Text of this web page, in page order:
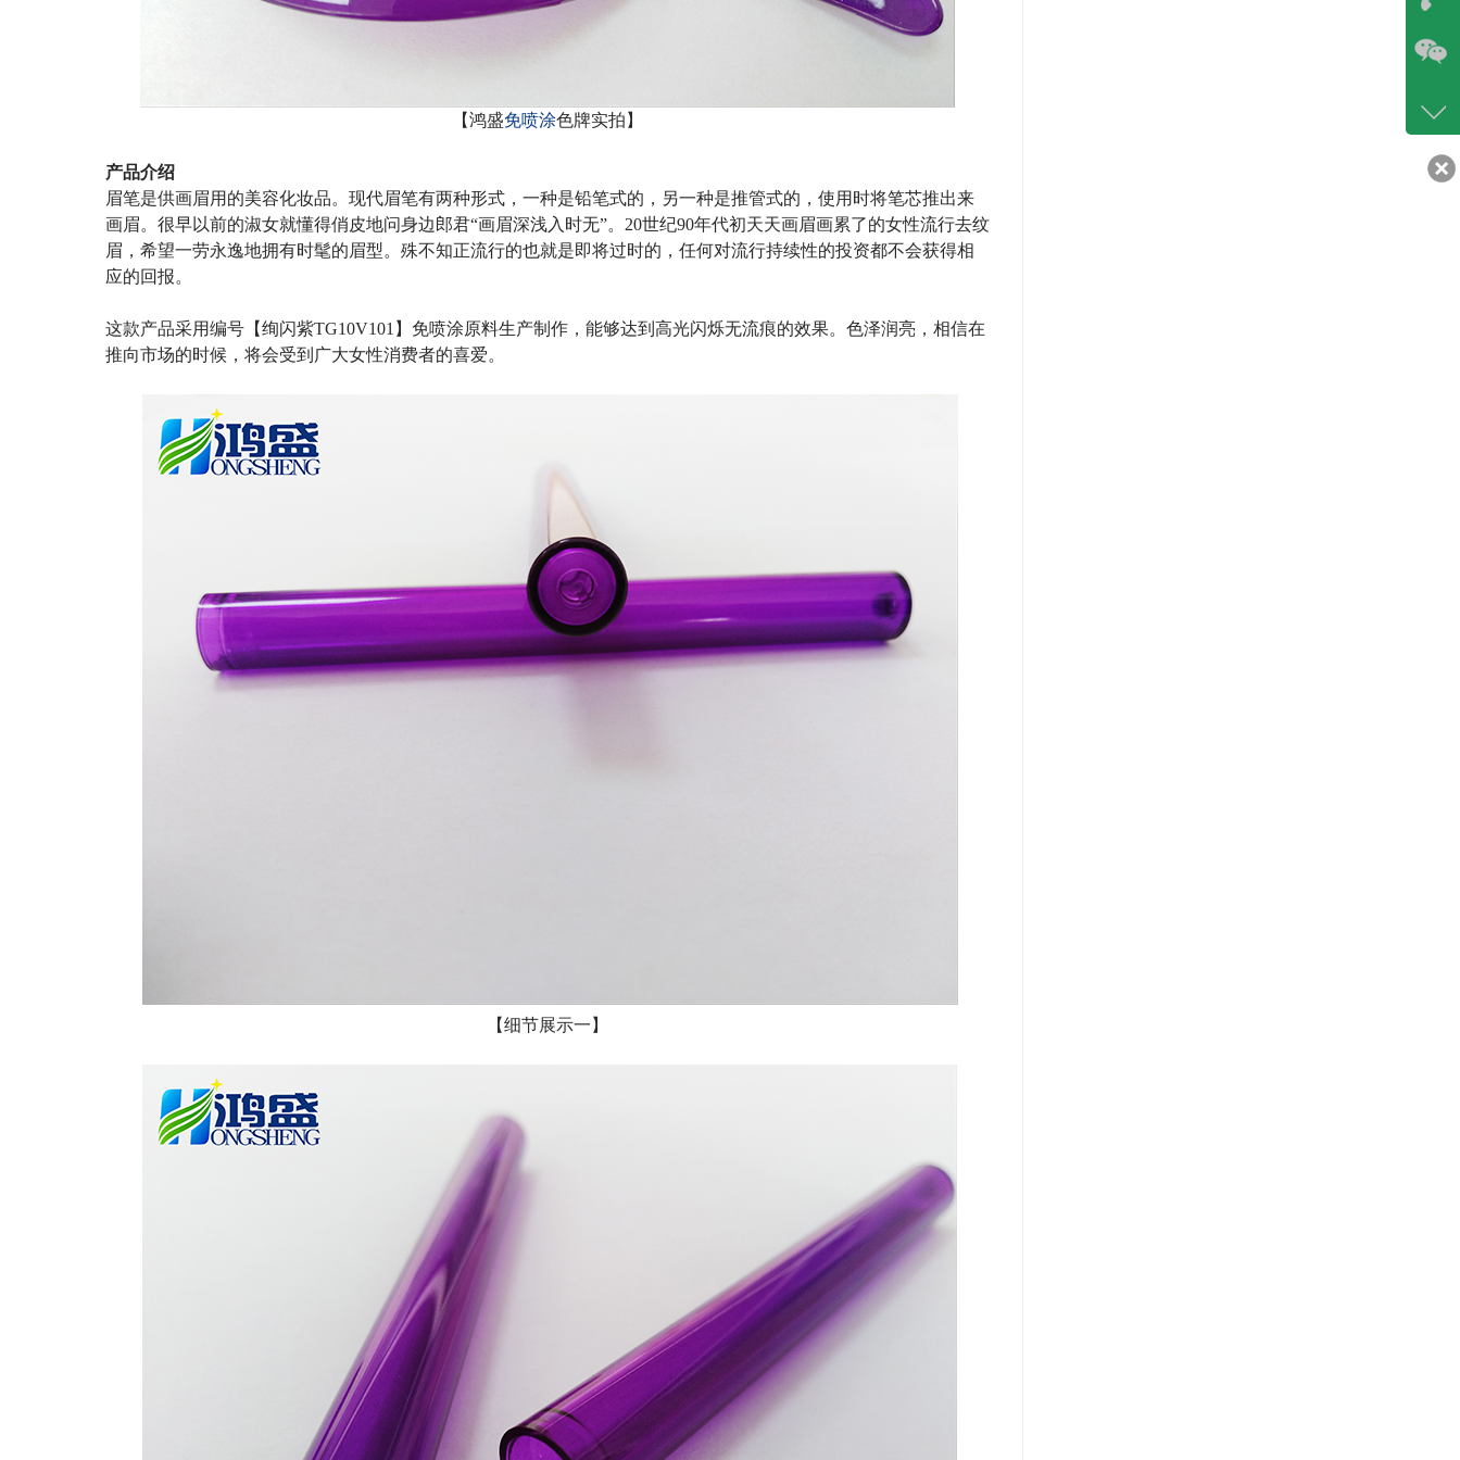
【鸿盛免喷涂色牌实拍】
产品介绍
眉笔是供画眉用的美容化妆品。现代眉笔有两种形式，一种是铅笔式的，另一种是推管式的，使用时将笔芯推出来
画眉。很早以前的淑女就懂得俏皮地问身边郎君“画眉深浅入时无”。 20世纪90年代初天天画眉画累了的女性流行去纹
眉，希望一劳永逸地拥有时髦的眉型。殊不知正流行的也就是即将过时的，任何对流行持续性的投资都不会获得相
应的回报。
这款产品采用编号【绚闪紫TG10V101 】免喷涂原料生产制作，能够达到高光闪烁无流痕的效果。色泽润亮，相信在
推向市场的时候，将会受到广大女性消费者的喜爱。
【细节展示一】
咨询
400-
客服